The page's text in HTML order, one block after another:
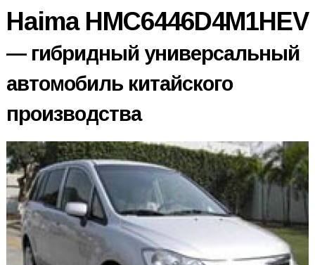
Haima HMC6446D4M1HEV
— гибридный универсальный
автомобиль китайского
производства